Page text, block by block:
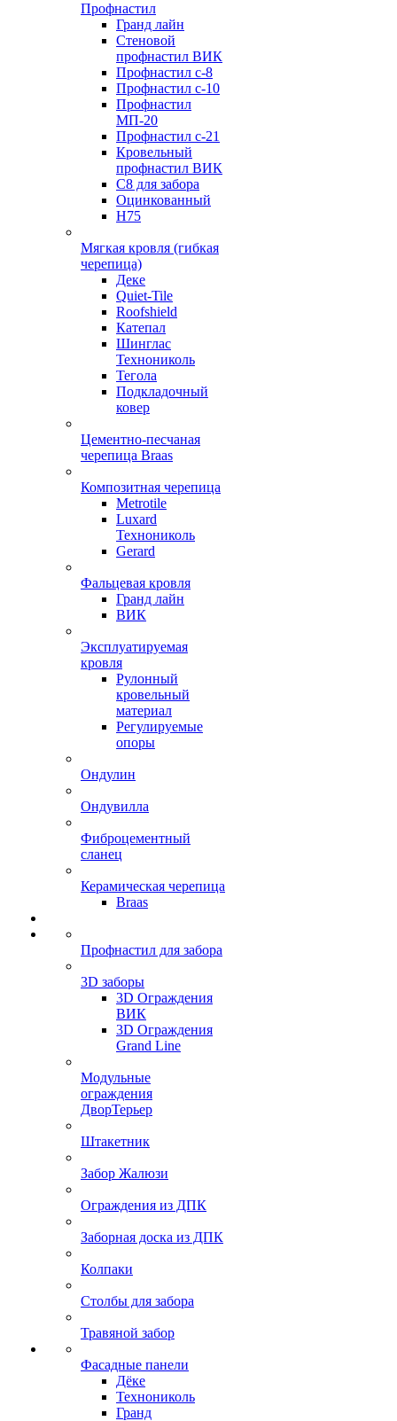
Профнастил
Гранд лайн
Стеновой
профнастил ВИК
Профнастил с-8
Профнастил с-10
Профнастил
МП-20
Профнастил с-21
Кровельный
профнастил ВИК
С8 для забора
Оцинкованный
Н75
Мягкая кровля (гибкая
черепица)
Деке
Quiet-Tile
Roofshield
Катепал
Шинглас
Технониколь
Тегола
Подкладочный
ковер
Цементно-песчаная
черепица Braas
Композитная черепица
Metrotile
Luxard
Технониколь
Gerard
Фальцевая кровля
Гранд лайн
ВИК
Эксплуатируемая
кровля
Рулонный
кровельный
материал
Регулируемые
опоры
Ондулин
Ондувилла
Фиброцементный
сланец
Керамическая черепица
Braas
Профнастил для забора
3D заборы
3D Ограждения
ВИК
3D Ограждения
Grand Line
Модульные
ограждения
ДворТерьер
Штакетник
Забор Жалюзи
Ограждения из ДПК
Заборная доска из ДПК
Колпаки
Столбы для забора
Травяной забор
Фасадные панели
Дёке
Технониколь
Гранд